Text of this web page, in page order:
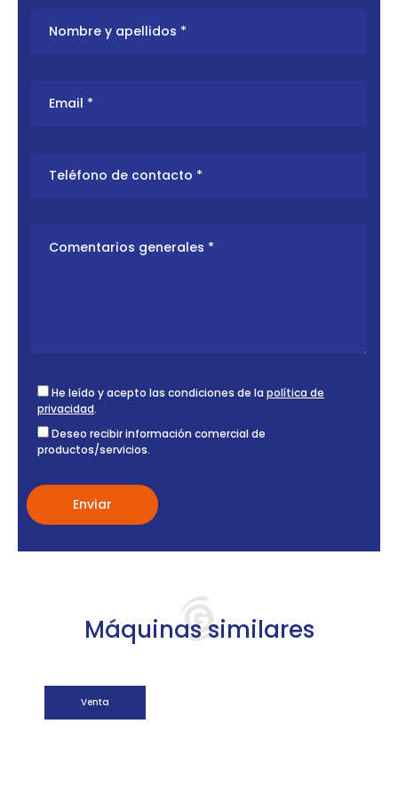
He leído y acepto las condiciones de la política de
privacidad.
Deseo recibir información comercial de
productos/servicios.
Máquinas similares
Venta